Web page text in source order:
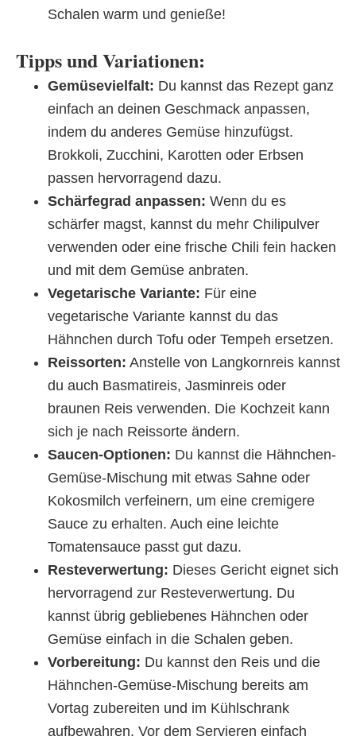
Schalen warm und genieße!
Tipps und Variationen:
Gemüsevielfalt: Du kannst das Rezept ganz
einfach an deinen Geschmack anpassen,
indem du anderes Gemüse hinzufügst.
Brokkoli, Zucchini, Karotten oder Erbsen
passen hervorragend dazu.
Schärfegrad anpassen: Wenn du es
schärfer magst, kannst du mehr Chilipulver
verwenden oder eine frische Chili fein hacken
und mit dem Gemüse anbraten.
Vegetarische Variante: Für eine
vegetarische Variante kannst du das
Hähnchen durch Tofu oder Tempeh ersetzen.
Reissorten: Anstelle von Langkornreis kannst
du auch Basmatireis, Jasminreis oder
braunen Reis verwenden. Die Kochzeit kann
sich je nach Reissorte ändern.
Saucen-Optionen: Du kannst die Hähnchen-
Gemüse-Mischung mit etwas Sahne oder
Kokosmilch verfeinern, um eine cremigere
Sauce zu erhalten. Auch eine leichte
Tomatensauce passt gut dazu.
Resteverwertung: Dieses Gericht eignet sich
hervorragend zur Resteverwertung. Du
kannst übrig gebliebenes Hähnchen oder
Gemüse einfach in die Schalen geben.
Vorbereitung: Du kannst den Reis und die
Hähnchen-Gemüse-Mischung bereits am
Vortag zubereiten und im Kühlschrank
aufbewahren. Vor dem Servieren einfach